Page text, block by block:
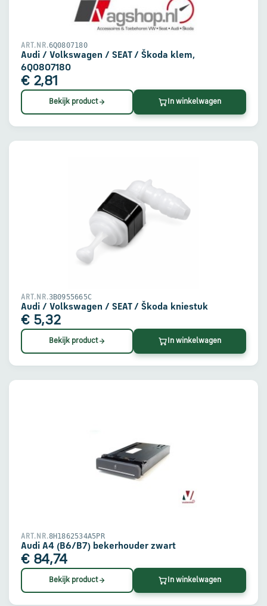
Klantenservice
ART.NR.6Q0807180
Audi / Volkswagen / SEAT / Škoda klem,
6Q0807180
€ 2,81
Bekijk product In winkelwagen
ART.NR.3B0955665C
Audi / Volkswagen / SEAT / Škoda kniestuk
€ 5,32
Bekijk product In winkelwagen
ART.NR.8H1862534A5PR
Audi A4 (B6/B7) bekerhouder zwart
€ 84,74
Bekijk product In winkelwagen